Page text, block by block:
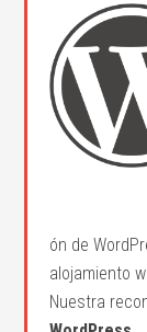
ón de
alojamiento
Nuestra